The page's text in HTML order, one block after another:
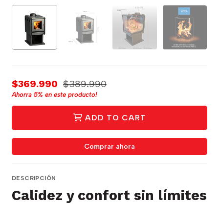
$369.990 $389.990
Ahorra 5% en este producto!
ADD TO CART
Comprar ahora
DESCRIPCIÓN
Calidez y confort sin límites